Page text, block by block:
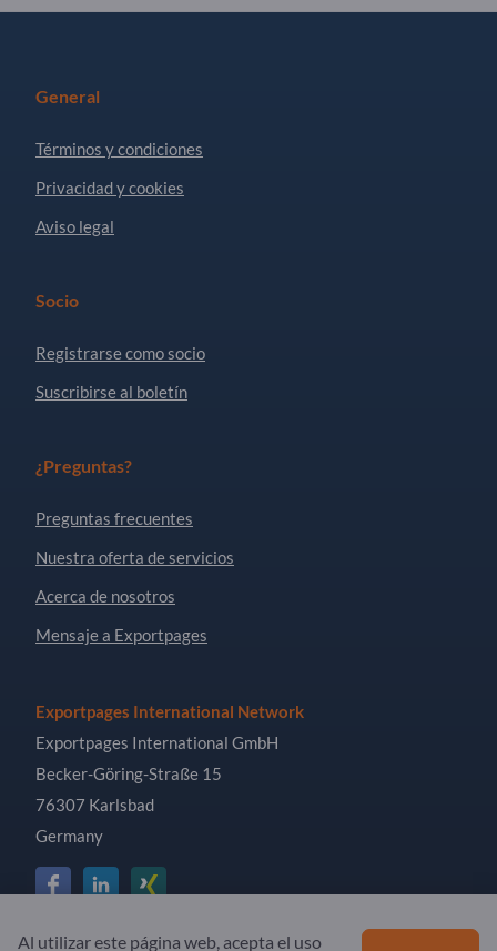
General
Términos y condiciones
Privacidad y cookies
Aviso legal
Socio
Registrarse como socio
Suscribirse al boletín
¿Preguntas?
Preguntas frecuentes
Nuestra oferta de servicios
Acerca de nosotros
Mensaje a Exportpages
Exportpages International Network
Exportpages International GmbH
Becker-Göring-Straße 15
76307 Karlsbad
Germany
Al utilizar este página web, acepta el uso